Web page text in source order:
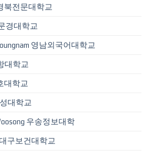
북전문대학교
경대학교
영남외국어대학교
대학교
대학교
대학교
우송정보대학
대구보건대학교